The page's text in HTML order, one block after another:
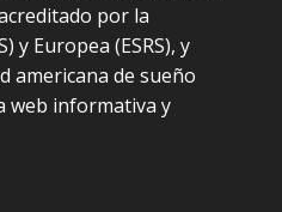
por la
y Europea (ESRS), y
americana de sueño
web informativa y